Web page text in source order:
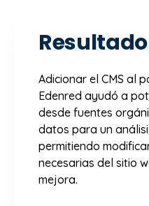
Resultado
Adicionar el CMS al
Edenred ayudó a
desde fuentes
datos para un
permitiendo
necesarias del sitio
mejora.